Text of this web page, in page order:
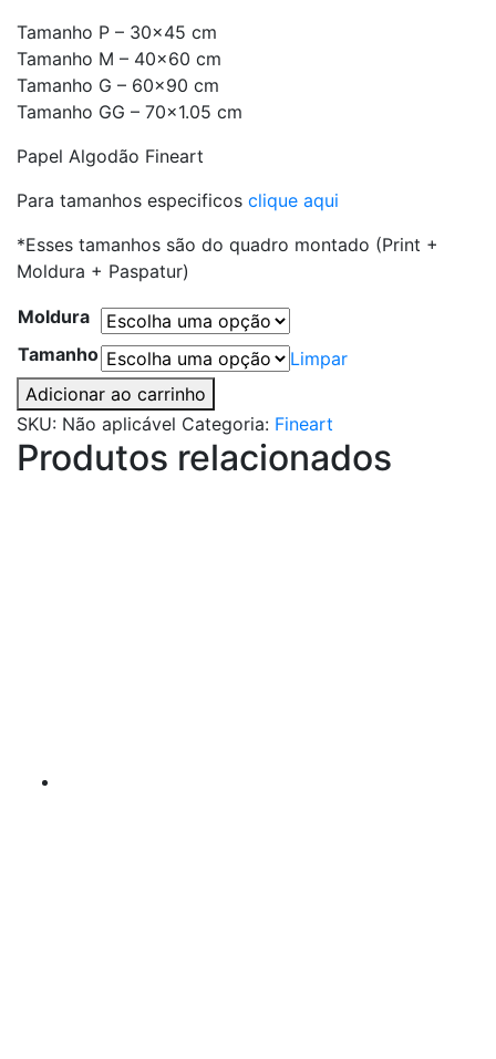
Tamanho P – 30×45 cm
Tamanho M – 40×60 cm
Tamanho G – 60×90 cm
Tamanho GG – 70×1.05 cm
Papel Algodão Fineart
Para tamanhos especificos clique aqui
*Esses tamanhos são do quadro montado (Print +
Moldura + Paspatur)
Moldura
Tamanho
Limpar
Torre
Eiffel
quantidade
Adicionar ao carrinho
SKU: Não aplicável Categoria: Fineart
Produtos relacionados